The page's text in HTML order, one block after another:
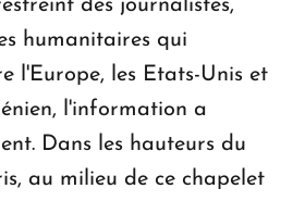
des journalistes,
humanitaires qui
l'Europe, les Etats-Unis et
l'information a
Dans les hauteurs du
au milieu de ce chapelet